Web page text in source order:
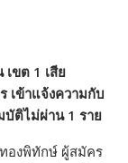
เขต 1 เสีย
เข้าแจ้งความกับ
บัติไม่ผ่าน 1ราย
งพิทักษ์ ผู้สมัคร